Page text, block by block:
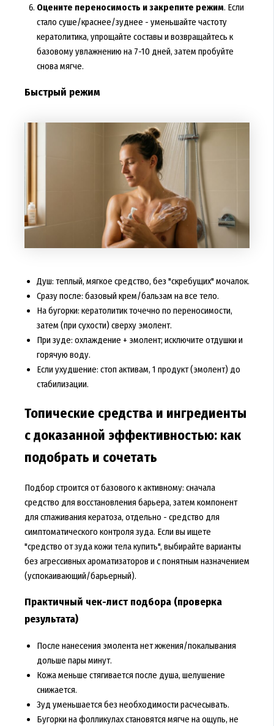
Оцените переносимость и закрепите режим. Если
стало суше/краснее/зуднее - уменьшайте частоту
кератолитика, упрощайте составы и возвращайтесь к
базовому увлажнению на 7-10 дней, затем пробуйте
снова мягче.
Быстрый режим
Душ: теплый, мягкое средство, без "скребущих" мочалок.
Сразу после: базовый крем/бальзам на все тело.
На бугорки: кератолитик точечно по переносимости,
затем (при сухости) сверху эмолент.
При зуде: охлаждение + эмолент; исключите отдушки и
горячую воду.
Если ухудшение: стоп активам, 1 продукт (эмолент) до
стабилизации.
Топические средства и ингредиенты
с доказанной эффективностью: как
подобрать и сочетать
Подбор строится от базового к активному: сначала
средство для восстановления барьера, затем компонент
для сглаживания кератоза, отдельно - средство для
симптоматического контроля зуда. Если вы ищете
"средство от зуда кожи тела купить", выбирайте варианты
без агрессивных ароматизаторов и с понятным назначением
(успокаивающий/барьерный).
Практичный чек-лист подбора (проверка
результата)
После нанесения эмолента нет жжения/покалывания
дольше пары минут.
Кожа меньше стягивается после душа, шелушение
снижается.
Зуд уменьшается без необходимости расчесывать.
Бугорки на фолликулах становятся мягче на ощупь, не